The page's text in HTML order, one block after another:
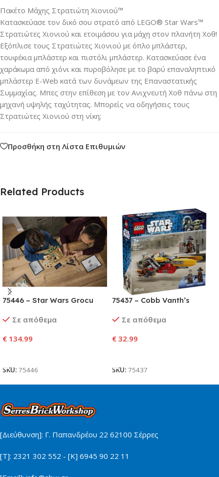
Πακέτο Μάχης Στρατιώτη Χιονιού™
Κατασκεύασε τον δικό σου στρατό από LEGO® Star Wars™
Στρατιώτες Χιονιού και ετοιμάσου για μάχη στον πλανήτη Χοθ!
Εξόπλισε τους Στρατιώτες Χιονιού με όπλο μπλάστερ,
τουφέκια μπλάστερ και πιστόλι μπλάστερ. Κατασκεύασε ένα
χαράκωμα από χιόνι και πυροβόλησε με το βαρύ επαναληπτικό
μπλάστερ E-Web κατά των δυνάμεων της Επαναστατικής
Συμμαχίας. Μπες στην επίθεση με τον Ανιχνευτή Χοθ πάνω στη
μηχανή υψηλής ταχύτητας. Μπορείς να οδηγήσεις τους
Στρατιώτες Χιονιού στη νίκη;
Προσθήκη στη Λίστα Επιθυμιών
Related Products
75446 – Star Wars Grocu
Σε απόθεμα
€ 134.99
SKU: 75446
75437 – Cobb Vanth’s
Σε απόθεμα
€ 32.99
SKU: 75437
[Διεύθυνση]: Γ. Παπανδρέου 22 62100 Σέρρες
[Τ]: 2321 302 552 - [Κ] 6945 90 22 11